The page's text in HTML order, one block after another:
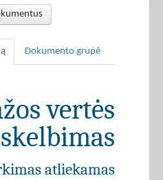
Dokumento grupė
vertės
skelbimas
atliekamas